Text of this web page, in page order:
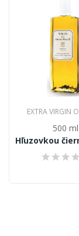
EXTRA VIRGIN
500 ml